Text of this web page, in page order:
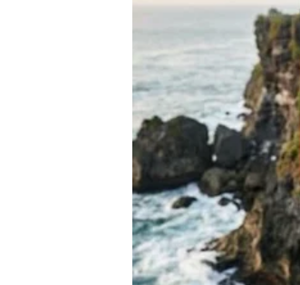
Ovo je jedan od
povišicu, dodatni posao
osećaj olakšanja biće
Poslovne odluke koje
Poruka sudbine
Biku se vraća vera u
– jer nagrada dolazi
RAK –